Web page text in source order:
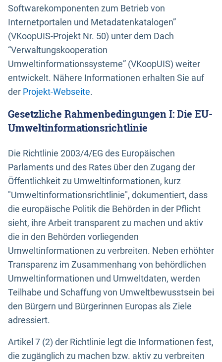
Softwarekomponenten zum Betrieb von
Internetportalen und Metadatenkatalogen”
(VKoopUIS-Projekt Nr. 50) unter dem Dach
“Verwaltungskooperation
Umweltinformationssysteme” (VKoopUIS) weiter
entwickelt. Nähere Informationen erhalten Sie auf
der Projekt-Webseite.
Gesetzliche Rahmenbedingungen I: Die EU-
Umweltinformationsrichtlinie
Die Richtlinie 2003/4/EG des Europäischen
Parlaments und des Rates über den Zugang der
Öffentlichkeit zu Umweltinformationen, kurz
"Umweltinformationsrichtlinie", dokumentiert, dass
die europäische Politik die Behörden in der Pflicht
sieht, ihre Arbeit transparent zu machen und aktiv
die in den Behörden vorliegenden
Umweltinformationen zu verbreiten. Neben erhöhter
Transparenz im Zusammenhang von behördlichen
Umweltinformationen und Umweltdaten, werden
Teilhabe und Schaffung von Umweltbewusstsein bei
den Bürgern und Bürgerinnen Europas als Ziele
adressiert.
Artikel 7 (2) der Richtlinie legt die Informationen fest,
die zugänglich zu machen bzw. aktiv zu verbreiten